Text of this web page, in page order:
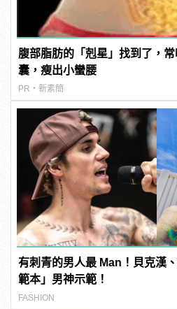
腹部脂肪的「剋星」找到了，
囊，瘦出小蠻腰
PR・新素簡
有刺青的男人最 Man！貝克漢
範本」男神示範！
FASHION